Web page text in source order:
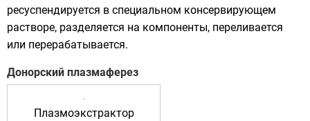
ресуспендируется в специальном консервирующем
растворе, разделяется на компоненты, переливается
или перерабатывается.
Донорский плазмаферез
Плазмоэкстрактор